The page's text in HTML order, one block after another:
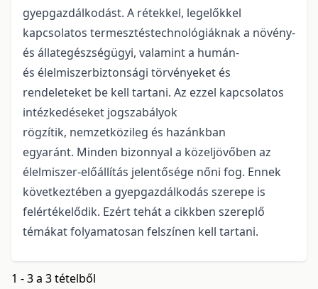
gyepgazdálkodást. A rétekkel, legelőkkel
kapcsolatos termesztéstechnológiáknak a növény-
és állategészségügyi, valamint a humán-
és élelmiszerbiztonsági törvényeket és
rendeleteket be kell tartani. Az ezzel kapcsolatos
intézkedéseket jogszabályok
rögzítik, nemzetközileg és hazánkban
egyaránt. Minden bizonnyal a közeljövőben az
élelmiszer-előállítás jelentősége nőni fog. Ennek
következtében a gyepgazdálkodás szerepe is
felértékelődik. Ezért tehát a cikkben szereplő
témákat folyamatosan felszínen kell tartani.
1 - 3 a 3 tételből